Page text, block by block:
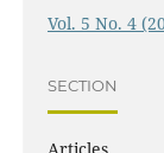
Vol. 5 No. 4
SECTION